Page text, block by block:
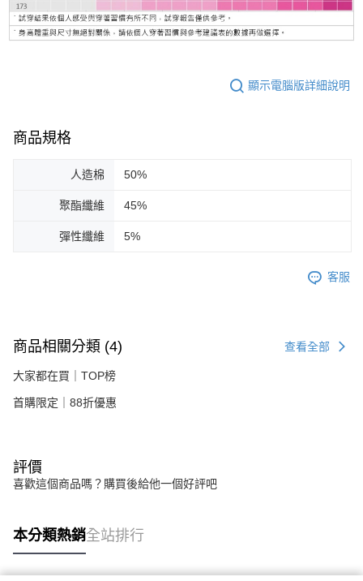
顯示電腦版詳細說明
商品規格
人造棉 50%
聚酯纖維 45%
彈性纖維 5%
客服
商品相關分類 (4) 查看全部
大家都在買｜TOP榜
首購限定｜88折優惠
評價
喜歡這個商品嗎？購買後給他一個好評吧
本分類熱銷全站排行